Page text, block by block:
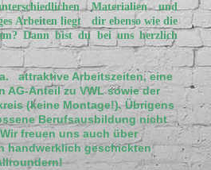
Materialien und
Arbeiten liegt dir ebenso wie die
Dann bist du bei uns herzlich
attraktive Arbeitszeiten, eine
AG-Anteil zu VWL sowie der
(keine Montage!). Übrigens
Berufsausbildung nicht
freuen uns auch über
handwerklich geschickten